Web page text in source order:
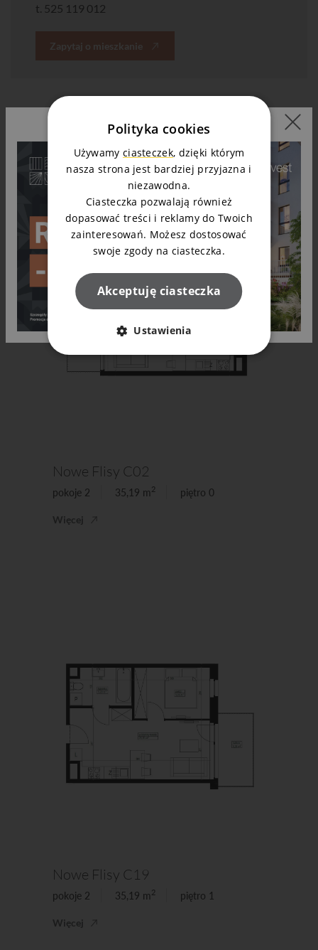
t. 525 119 012
Zapytaj o mieszkanie
Zobacz podobne
Nowe Flisy C02
pokoje 2 35,19 m 2 piętro 0
Więcej
Nowe Flisy C19
pokoje 2 35,19 m 2 piętro 1
Więcej
Polityka cookies
Używamy ciasteczek, dzięki którym
nasza strona jest bardziej przyjazna i
niezawodna.
Ciasteczka pozwalają również
dopasować treści i reklamy do Twoich
zainteresowań. Możesz dostosować
swoje zgody na ciasteczka.
Akceptuję ciasteczka
Ustawienia